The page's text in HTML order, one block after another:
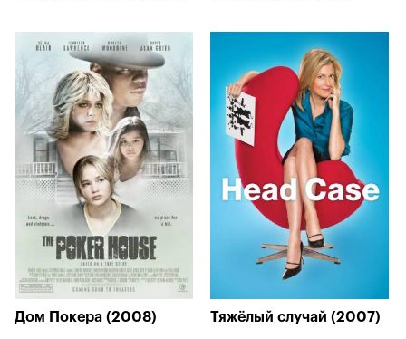
Дом Покера (2008) Тяжёлый случай (2007)